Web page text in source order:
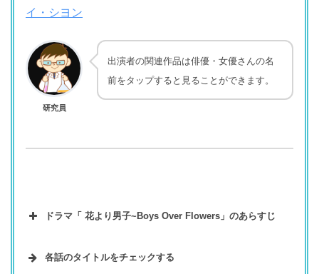
イ・シヨン
研究員
出演者の関連作品は俳優・女優さんの名
前をタップすると見ることができます。
ドラマ「 花より男子~Boys Over Flowers」のあらすじ
各話のタイトルをチェックする